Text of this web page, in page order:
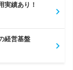
実績あり！
経営基盤